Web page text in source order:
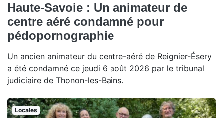
Haute-Savoie : Un animateur de
centre aéré condamné pour
pédopornographie
Un ancien animateur du centre-aéré de Reignier-Ésery
a été condamné ce jeudi 6 août 2026 par le tribunal
judiciaire de Thonon-les-Bains.
Locales